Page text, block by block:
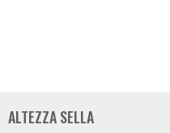
ALTEZZA SELLA